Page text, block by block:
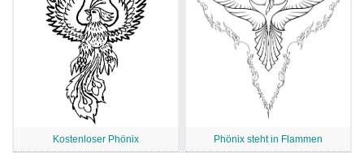
Kostenloser Phönix Phönix steht in Flammen